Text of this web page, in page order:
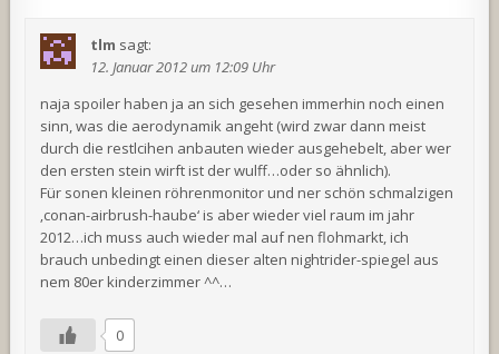
tlm sagt:
12. Januar 2012 um 12:09 Uhr
naja spoiler haben ja an sich gesehen immerhin noch einen
sinn, was die aerodynamik angeht (wird zwar dann meist
durch die restlcihen anbauten wieder ausgehebelt, aber wer
den ersten stein wirft ist der wulff…oder so ähnlich).
Für sonen kleinen röhrenmonitor und ner schön schmalzigen
‚conan-airbrush-haube‘ is aber wieder viel raum im jahr
2012…ich muss auch wieder mal auf nen flohmarkt, ich
brauch unbedingt einen dieser alten nightrider-spiegel aus
nem 80er kinderzimmer ^^…
0